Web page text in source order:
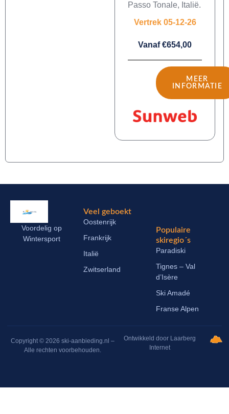
Passo Tonale, Italië.
Vertrek 05-12-26
Vanaf €654,00
MEER
INFORMATIE
Voordelig op
Wintersport
Veel geboekt
Oostenrijk
Frankrijk
Italië
Zwitserland
Populaire
skiregio´s
Paradiski
Tignes – Val
d’Isère
Ski Amadé
Franse Alpen
Copyright © 2026 ski-aanbieding.nl –
Alle rechten voorbehouden.
Ontwikkeld door Laarberg
Internet